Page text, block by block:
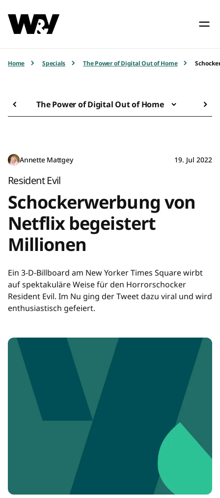
Home Specials The Power of Digital Out of Home
The Power of Digital Out of Home
Annette Mattgey 19. Jul 2022
Resident Evil
Schockerwerbung von
Netflix begeistert
Millionen
Ein 3-D-Billboard am New Yorker Times Square wirbt
auf spektakuläre Weise für den Horrorschocker
Resident Evil. Im Nu ging der Tweet dazu viral und wird
enthusiastisch gefeiert.